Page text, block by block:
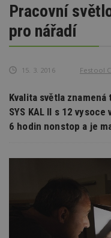
Pracovní
pro nářadí
15. 3. 2016 Festool
Kvalita světla
SYS KAL II s 12
6 hodin nonstop a je